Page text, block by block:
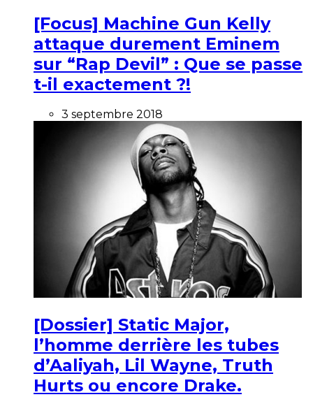
[Focus] Machine Gun Kelly
attaque durement Eminem
sur “Rap Devil” : Que se passe
t-il exactement ?!
3 septembre 2018
[Dossier] Static Major,
l’homme derrière les tubes
d’Aaliyah, Lil Wayne, Truth
Hurts ou encore Drake.